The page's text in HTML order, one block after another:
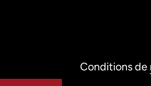
Conditions de